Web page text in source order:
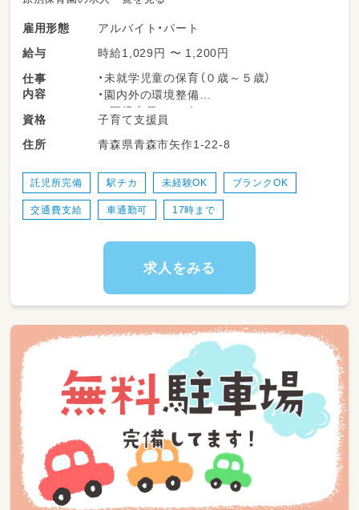
雇用形態
アルバイト・パート
給与
時給1,029円 〜 1,200円
仕事
内容
・未就学児童の保育（０歳～５歳）
・園内外の環境整備
※園児定員：６０名
変更範囲：変更なし
資格
子育て支援員
住所
青森県青森市矢作1-22-8
託児所完備 駅チカ 未経験OK ブランクOK
交通費支給 車通勤可 17時まで
求人をみる